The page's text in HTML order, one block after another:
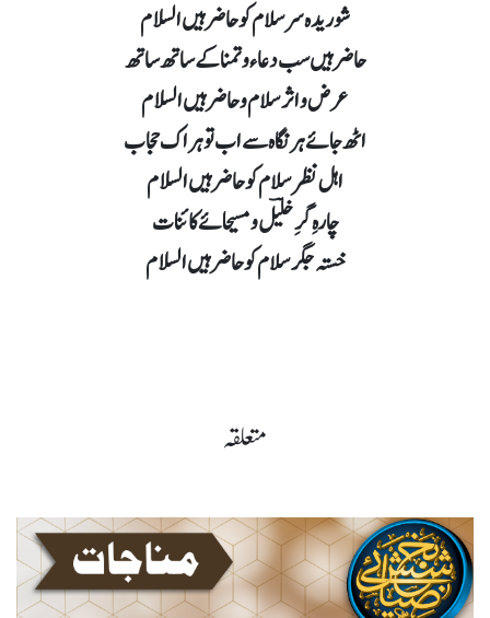
شوریدہ سر سلام کو حاضر ہیں السلام
حاضر ہیں سب دعاء و تمنا کے ساتھ ساتھ
عرض و اثر سلام و حاضر ہیں السلام
اٹھ جائے ہر نگاہ سے اب تو ہر اک حجاب
اہل نظر سلام کو حاضر ہیں السلام
چارہِ گرِ خلیؔل و مسیحائے کائنات
خستہ جگر سلام کو حاضر ہیں السلام
متعلقہ